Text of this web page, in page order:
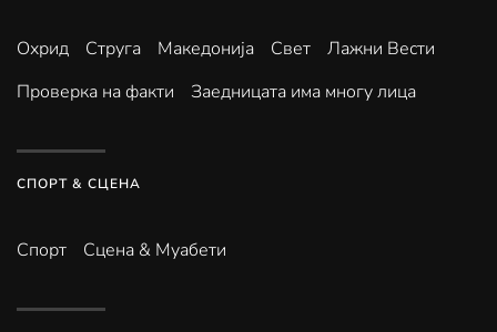
Охрид Струга Македонија Свет
Лажни Вести
Проверка на факти
Заедницата има многу лица
СПОРТ & СЦЕНА
Спорт Сцена & Муабети